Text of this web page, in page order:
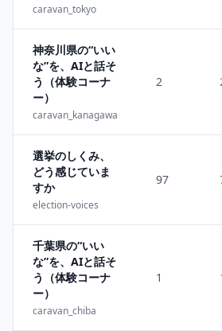
caravan_tokyo
神奈川県の“いい
な”を、AIと話そ
う（体験コーナ
ー）
caravan_kanagawa
2
選挙のしくみ、
どう感じていま
すか
election-voices
97
千葉県の“いい
な”を、AIと話そ
う（体験コーナ
ー）
caravan_chiba
1